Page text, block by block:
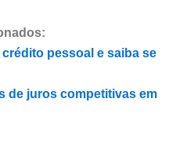
pessoal e saiba se
de juros competitivas em